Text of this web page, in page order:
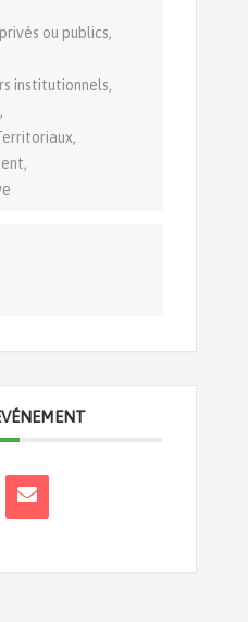
ou publics,
institutionnels,